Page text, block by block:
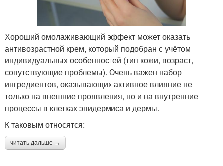
Хороший омолаживающий эффект может оказать
антивозрастной крем, который подобран с учётом
индивидуальных особенностей (тип кожи, возраст,
сопутствующие проблемы). Очень важен набор
ингредиентов, оказывающих активное влияние не
только на внешние проявления, но и на внутренние
процессы в клетках эпидермиса и дермы.
К таковым относятся:
читать дальше →